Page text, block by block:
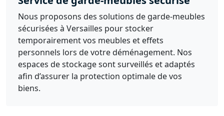
Nous proposons des solutions de garde-meubles
sécurisées à Versailles pour stocker
temporairement vos meubles et effets
personnels lors de votre déménagement. Nos
espaces de stockage sont surveillés et adaptés
afin d’assurer la protection optimale de vos
biens.